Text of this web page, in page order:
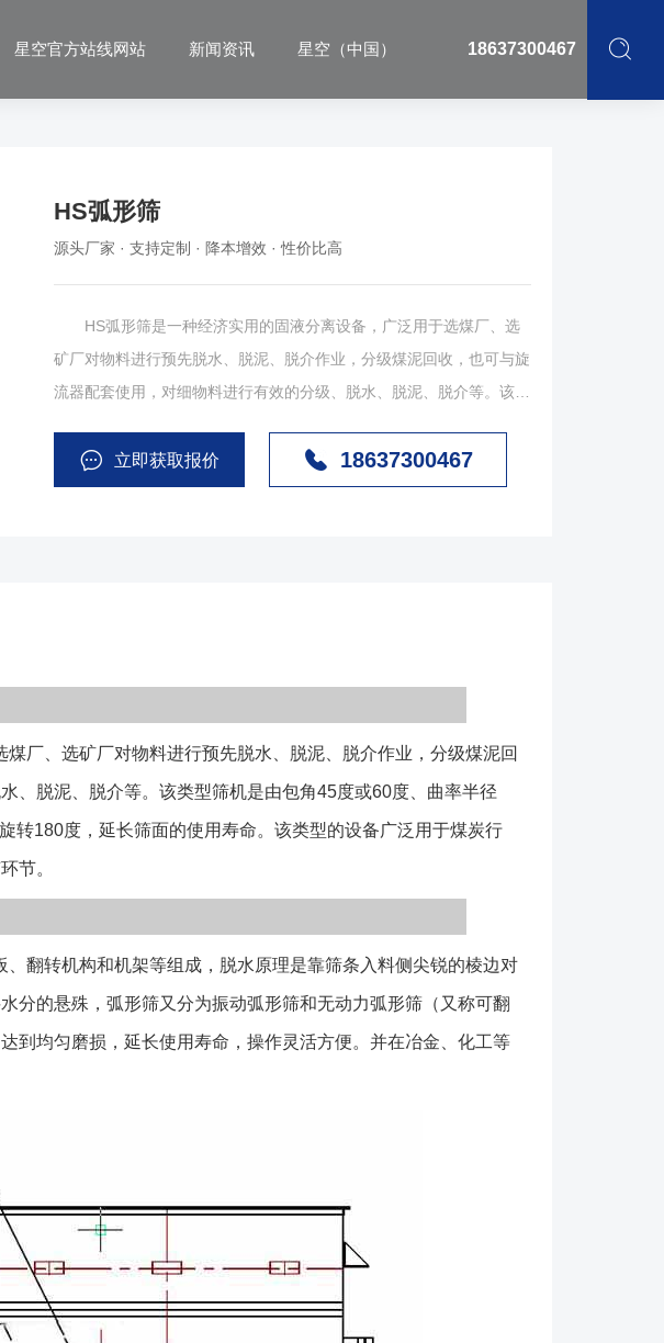
星空官方站线网站 新闻资讯 星空（中国） 18637300467
HS弧形筛
源头厂家 · 支持定制 · 降本增效 · 性价比高
HS弧形筛是一种经济实用的固液分离设备，广泛用于选煤厂、选
矿厂对物料进行预先脱水、脱泥、脱介作业，分级煤泥回收，也可与旋
流器配套使用，对细物料进行有效的分级、脱水、脱泥、脱介等。该类
面、筛框采用枢轴专向结构，能旋转180度，延长筛面的使用寿命。该
类型的设备广泛用于煤炭行业、造纸行业、砂石行业、建材行业等物料
延长使用寿命，操作灵活方便。并在冶金、化工等行业也得到了广泛的
应用。 1、该类型设备常用的有振动弧形筛，翻转弧形筛、击
打弧形筛等类型； 2、弧形筛的包角常用的有60度和45度两
种； 3、筛板常用为不锈钢条缝筛板； 4、设备可配用布料
器，以达到物料均匀分布的效果； 1、选用该类型翻转弧形筛时应
牢固； （4）如与脱水筛配套使用的弧形筛安装时请注意保证筛机
与弧形筛的距离，以免工作中发生干涉碰撞； （5）如振动结构的
小； （3）筛网、橡胶弹簧等均为易损件，需要定期检查，如有损
坏请及时更换以免影响使用效果；
立即获取报价 18637300467
、选矿厂对物料进行预先脱水、脱泥、脱介作业，分级煤泥回
、脱泥、脱介等。该类型筛机是由包角45度或60度、曲率半径
转180度，延长筛面的使用寿命。该类型的设备广泛用于煤炭行
节。
转机构和机架等组成，脱水原理是靠筛条入料侧尖锐的棱边对
分的悬殊，弧形筛又分为振动弧形筛和无动力弧形筛（又称可翻
到均匀磨损，延长使用寿命，操作灵活方便。并在冶金、化工等